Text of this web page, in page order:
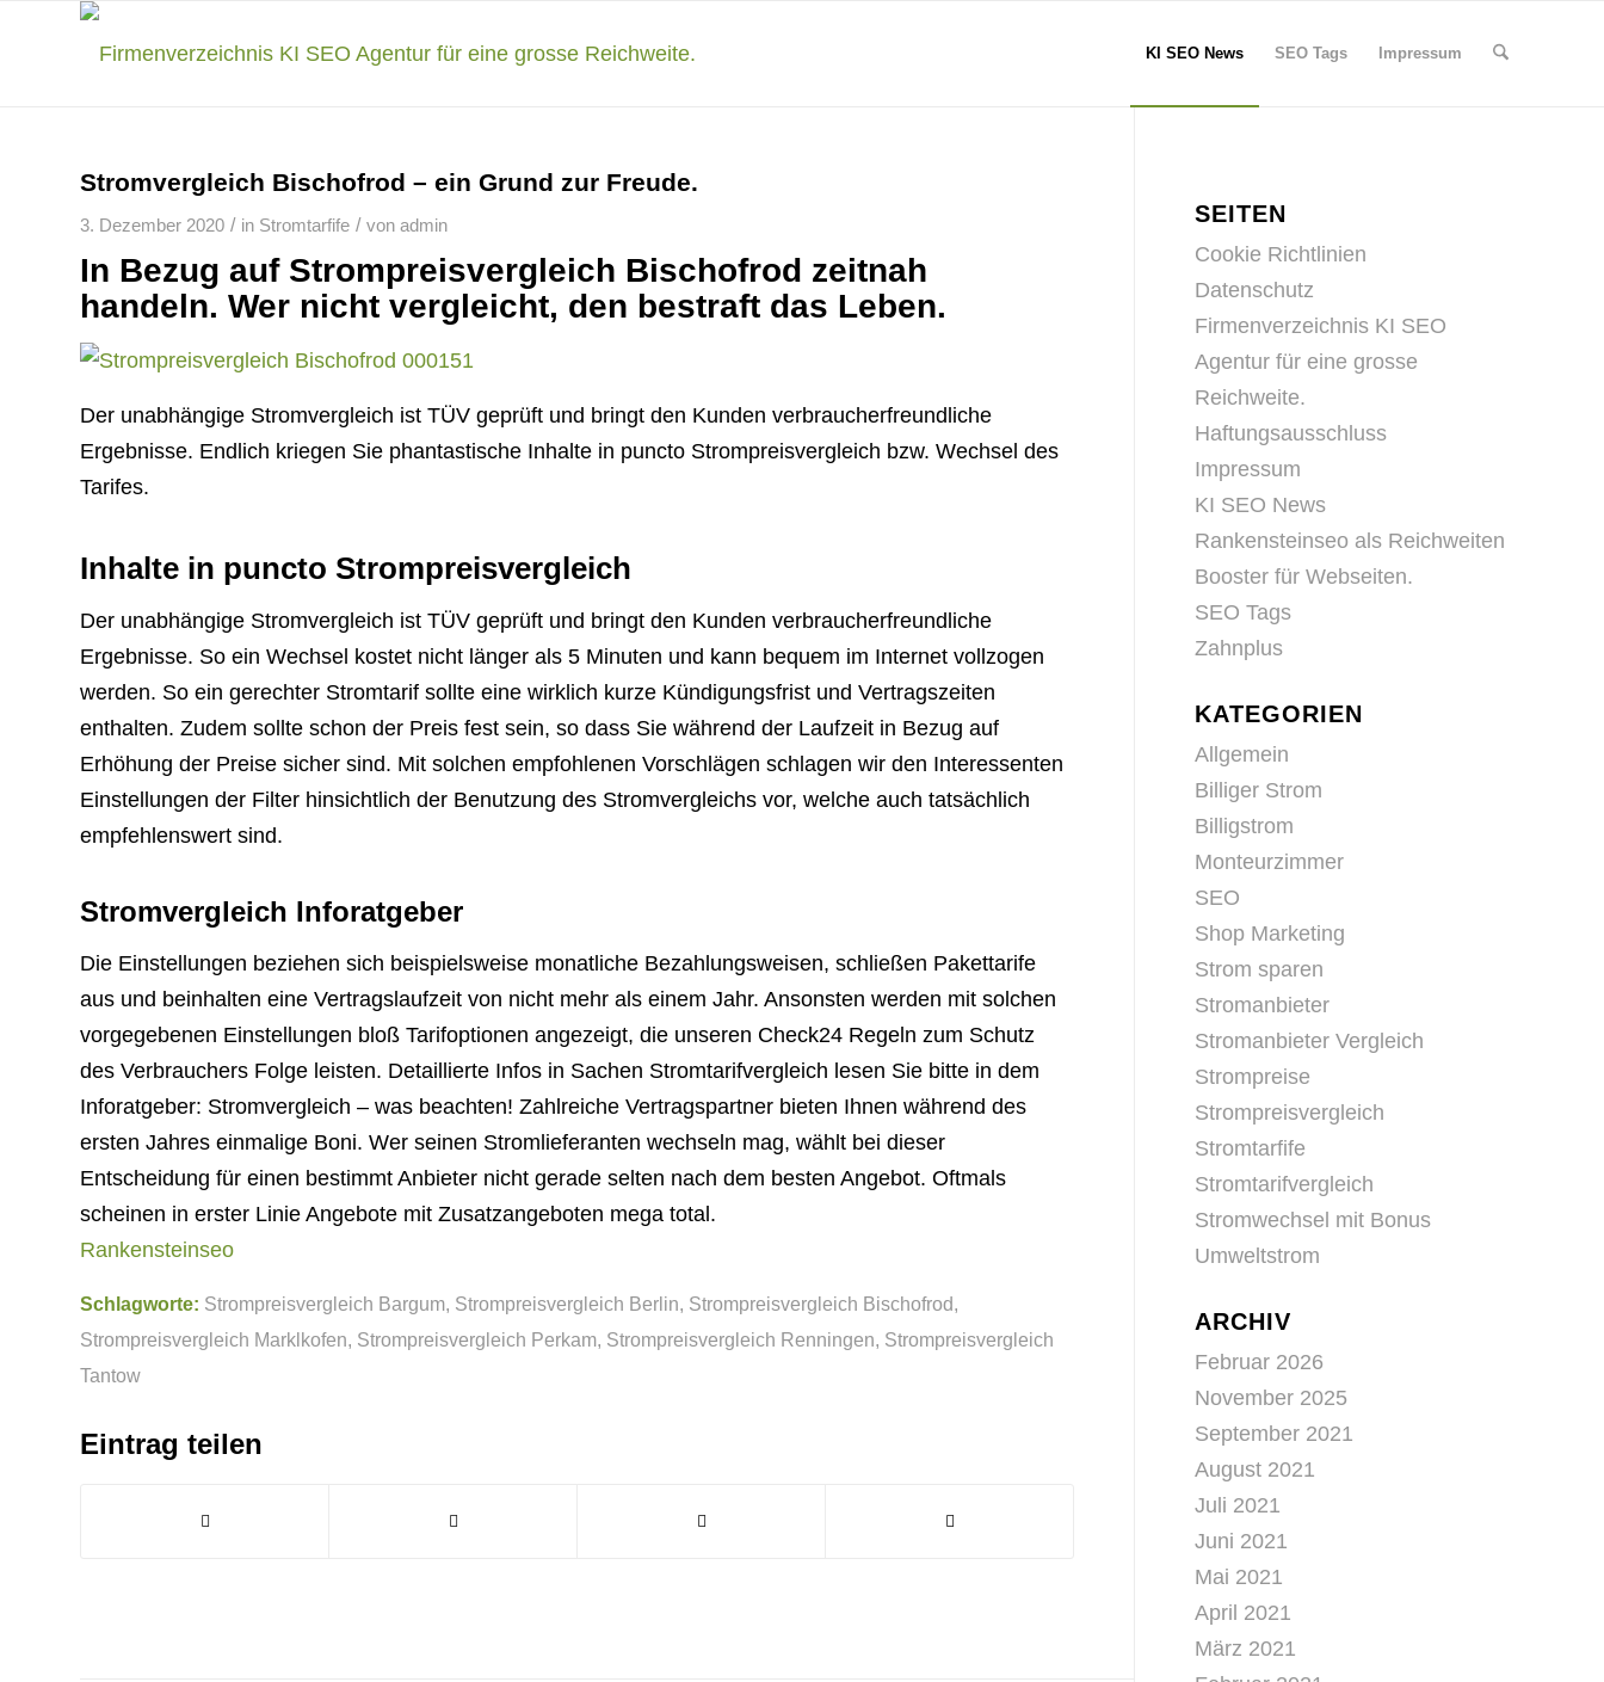
KI SEO News SEO Tags Impressum
Stromvergleich Bischofrod – ein Grund zur Freude.
3. Dezember 2020 / in Stromtarfife / von admin
In Bezug auf Strompreisvergleich Bischofrod zeitnah
handeln. Wer nicht vergleicht, den bestraft das Leben.
Der unabhängige Stromvergleich ist TÜV geprüft und bringt den Kunden verbraucherfreundliche
Ergebnisse. Endlich kriegen Sie phantastische Inhalte in puncto Strompreisvergleich bzw. Wechsel des
Tarifes.
Inhalte in puncto Strompreisvergleich
Der unabhängige Stromvergleich ist TÜV geprüft und bringt den Kunden verbraucherfreundliche
Ergebnisse. So ein Wechsel kostet nicht länger als 5 Minuten und kann bequem im Internet vollzogen
werden. So ein gerechter Stromtarif sollte eine wirklich kurze Kündigungsfrist und Vertragszeiten
enthalten. Zudem sollte schon der Preis fest sein, so dass Sie während der Laufzeit in Bezug auf
Erhöhung der Preise sicher sind. Mit solchen empfohlenen Vorschlägen schlagen wir den Interessenten
Einstellungen der Filter hinsichtlich der Benutzung des Stromvergleichs vor, welche auch tatsächlich
empfehlenswert sind.
Stromvergleich Inforatgeber
Die Einstellungen beziehen sich beispielsweise monatliche Bezahlungsweisen, schließen Pakettarife
aus und beinhalten eine Vertragslaufzeit von nicht mehr als einem Jahr. Ansonsten werden mit solchen
vorgegebenen Einstellungen bloß Tarifoptionen angezeigt, die unseren Check24 Regeln zum Schutz
des Verbrauchers Folge leisten. Detaillierte Infos in Sachen Stromtarifvergleich lesen Sie bitte in dem
Inforatgeber: Stromvergleich – was beachten! Zahlreiche Vertragspartner bieten Ihnen während des
ersten Jahres einmalige Boni. Wer seinen Stromlieferanten wechseln mag, wählt bei dieser
Entscheidung für einen bestimmt Anbieter nicht gerade selten nach dem besten Angebot. Oftmals
scheinen in erster Linie Angebote mit Zusatzangeboten mega total.
Rankensteinseo
Schlagworte: Strompreisvergleich Bargum, Strompreisvergleich Berlin, Strompreisvergleich Bischofrod,
Strompreisvergleich Marklkofen, Strompreisvergleich Perkam, Strompreisvergleich Renningen, Strompreisvergleich
Tantow
Eintrag teilen
SEITEN
Cookie Richtlinien
Datenschutz
Firmenverzeichnis KI SEO
Agentur für eine grosse
Reichweite.
Haftungsausschluss
Impressum
KI SEO News
Rankensteinseo als Reichweiten
Booster für Webseiten.
SEO Tags
Zahnplus
KATEGORIEN
Allgemein
Billiger Strom
Billigstrom
Monteurzimmer
SEO
Shop Marketing
Strom sparen
Stromanbieter
Stromanbieter Vergleich
Strompreise
Strompreisvergleich
Stromtarfife
Stromtarifvergleich
Stromwechsel mit Bonus
Umweltstrom
ARCHIV
Februar 2026
November 2025
September 2021
August 2021
Juli 2021
Juni 2021
Mai 2021
April 2021
März 2021